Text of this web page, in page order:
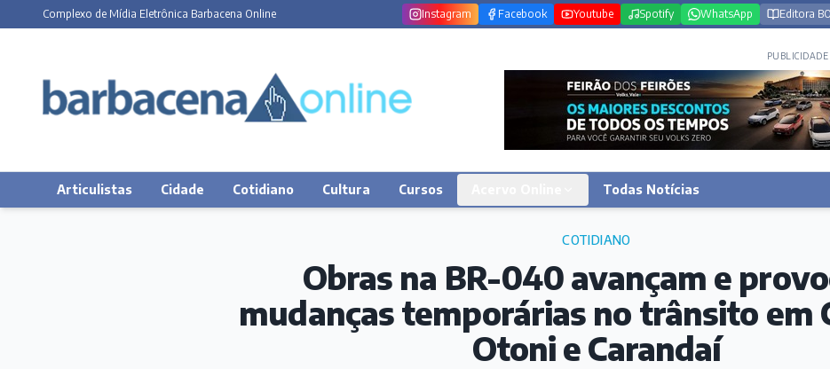
Complexo de Mídia Eletrônica Barbacena Online Instagram Facebook Youtube Spotify WhatsApp Editora
PUBLICIDADE
Articulistas Cidade Cotidiano Cultura Cursos Todas Notícias
COTIDIANO
Obras na BR-040 avançam e
mudanças temporárias no trânsito em
Otoni e Carandaí